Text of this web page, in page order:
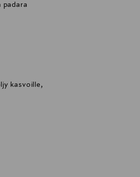
padara
kasvoille,